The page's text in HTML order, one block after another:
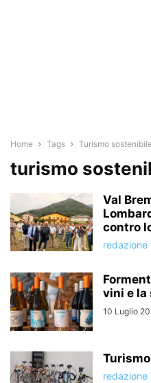
Home Tags Turismo
turismo
Val
contro
redazione
vini e la
10 Luglio
redazione